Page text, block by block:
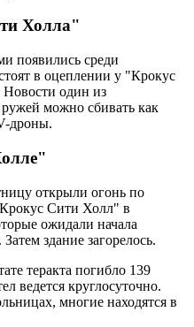
Холла"
появились среди
в оцеплении у "Крокус
один из
можно сбивать как
дроны.
открыли огонь по
Сити Холл" в
ожидали начала
здание загорелось.
теракта погибло 139
ведется круглосуточно.
многие находятся в